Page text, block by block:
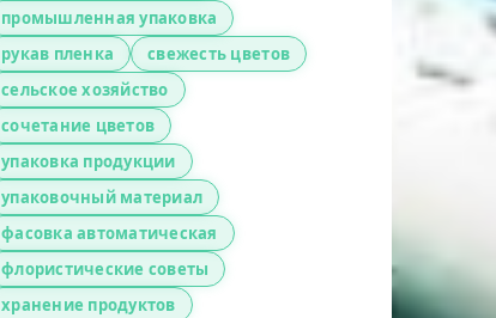
промышленная упаковка
рукав пленка
свежесть цветов
сельское хозяйство
сочетание цветов
упаковка продукции
упаковочный материал
фасовка автоматическая
флористические советы
хранение продуктов